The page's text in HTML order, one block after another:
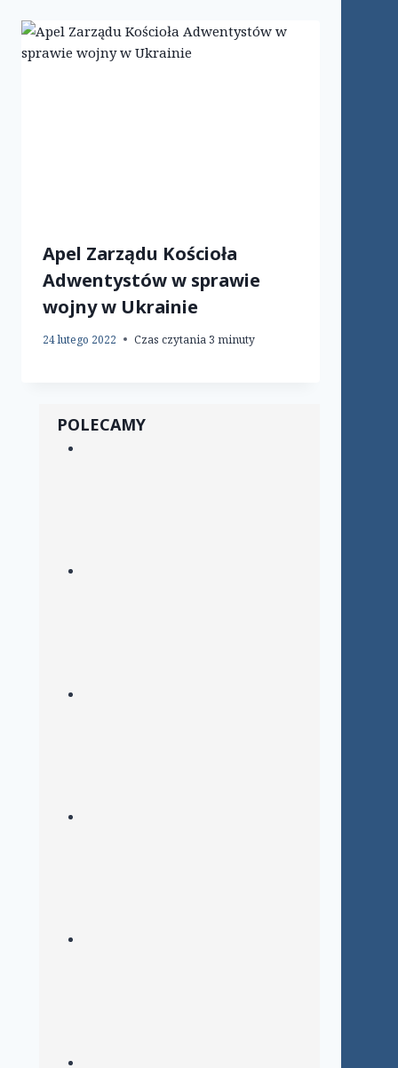
Apel Zarządu Kościoła
Adwentystów w sprawie
wojny w Ukrainie
24 lutego 2022 Czas czytania 3 minuty
POLECAMY